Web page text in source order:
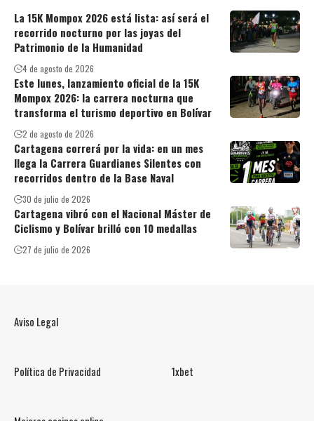
La 15K Mompox 2026 está lista: así será el
recorrido nocturno por las joyas del
Patrimonio de la Humanidad
4 de agosto de 2026
Este lunes, lanzamiento oficial de la 15K
Mompox 2026: la carrera nocturna que
transforma el turismo deportivo en Bolívar
2 de agosto de 2026
Cartagena correrá por la vida: en un mes
llega la Carrera Guardianes Silentes con
recorridos dentro de la Base Naval
30 de julio de 2026
Cartagena vibró con el Nacional Máster de
Ciclismo y Bolívar brilló con 10 medallas
27 de julio de 2026
Aviso Legal
Política de Privacidad 1xbet